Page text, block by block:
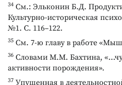
34 См.: Эльконин Б.Д.
Культурно-историческая
№1. С. 116–122.
35 См. 7-ю главу в работе
36 Словами М.М. Бахтина,
активности порождения».
37 Упущенная в